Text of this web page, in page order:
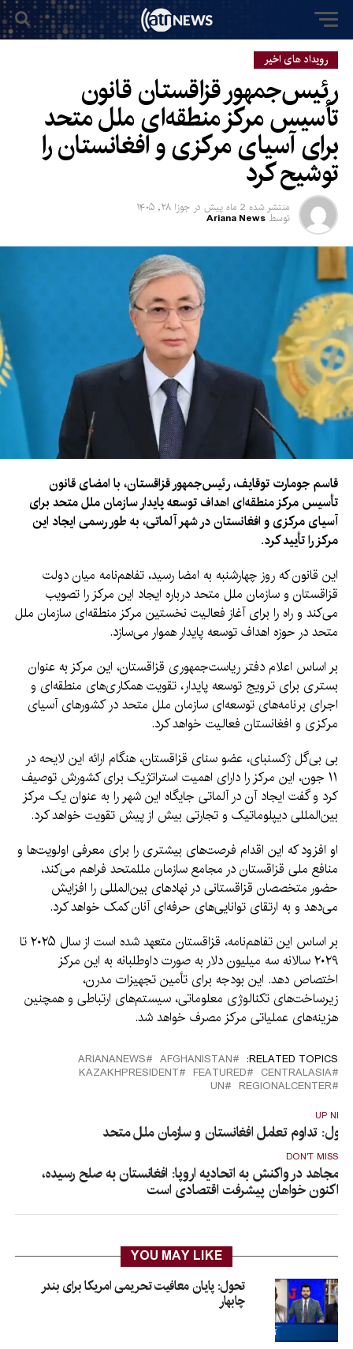
رویداد های اخیر
رئیس‌جمهور قزاقستان قانون
تأسیس مرکز منطقه‌ای ملل متحد
برای آسیای مرکزی و افغانستان را
توشیح کرد
منتشر شده 2 ماه پیش در جوزا ۲۸, ۱۴۰۵
توسط Ariana News
قاسم جومارت توقایف، رئیس‌جمهور قزاقستان، با امضای قانون
تأسیس مرکز منطقه‌ای اهداف توسعه پایدار سازمان ملل متحد برای
آسیای مرکزی و افغانستان در شهر آلماتی، به طور رسمی ایجاد این
مرکز را تأیید کرد.
این قانون که روز چهارشنبه به امضا رسید، تفاهم‌نامه میان دولت
قزاقستان و سازمان ملل متحد درباره ایجاد این مرکز را تصویب
می‌کند و راه را برای آغاز فعالیت نخستین مرکز منطقه‌ای سازمان ملل
متحد در حوزه اهداف توسعه پایدار هموار می‌سازد.
بر اساس اعلام دفتر ریاست‌جمهوری قزاقستان، این مرکز به عنوان
بستری برای ترویج توسعه پایدار، تقویت همکاری‌های منطقه‌ای و
اجرای برنامه‌های توسعه‌ای سازمان ملل متحد در کشورهای آسیای
مرکزی و افغانستان فعالیت خواهد کرد.
بی بی‌گل ژکسنبای، عضو سنای قزاقستان، هنگام ارائه این لایحه در
۱۱ جون، این مرکز را دارای اهمیت استراتژیک برای کشورش توصیف
کرد و گفت ایجاد آن در آلماتی جایگاه این شهر را به عنوان یک مرکز
بین‌المللی دیپلوماتیک و تجارتی بیش از پیش تقویت خواهد کرد.
او افزود که این اقدام فرصت‌های بیشتری را برای معرفی اولویت‌ها و
منافع ملی قزاقستان در مجامع سازمان مللمتحد فراهم می‌کند،
حضور متخصصان قزاقستانی در نهادهای بین‌المللی را افزایش
می‌دهد و به ارتقای توانایی‌های حرفه‌ای آنان کمک خواهد کرد.
بر اساس این تفاهم‌نامه، قزاقستان متعهد شده است از سال ۲۰۲۵ تا
۲۰۲۹ سالانه سه میلیون دلار به صورت داوطلبانه به این مرکز
اختصاص دهد. این بودجه برای تأمین تجهیزات مدرن،
زیرساخت‌های تکنالوژی معلوماتی، سیستم‌های ارتباطی و همچنین
هزینه‌های عملیاتی مرکز مصرف خواهد شد.
RELATED TOPICS:
AFGHANISTAN
ARIANANEWS
CENTRALASIA
FEATURED
KAZAKHPRESIDENT
REGIONALCENTER
UN
UP
تداوم تعامل افغانستان و سازمان ملل متحد
DON'T MISS
مجاهد در واکنش به اتحادیه اروپا: افغانستان به صلح رسیده،
اکنون خواهان پیشرفت اقتصادی است
YOU MAY LIKE
تحول: پایان معافیت تحریمی امریکا برای بندر
چابهار